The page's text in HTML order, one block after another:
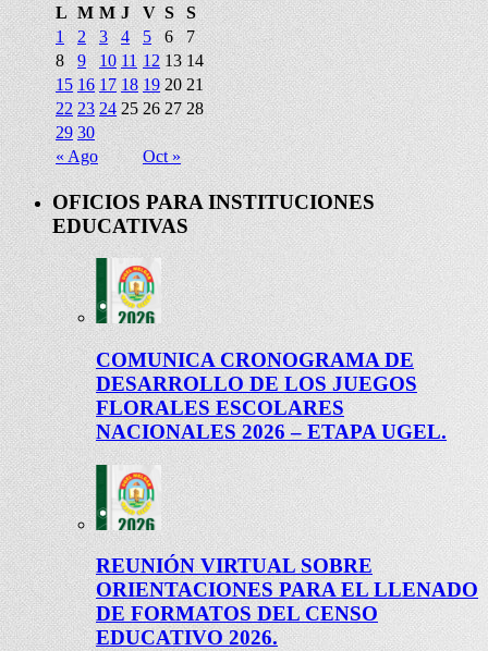
L M M J V S S
« Ago Oct »
1 2 3 4 5 6
7
8
9 10 11 12 13 14
15 16 17 18 19 20 21
22 23 24 25 26 27 28
29 30
OFICIOS PARA INSTITUCIONES
EDUCATIVAS
COMUNICA CRONOGRAMA DE
DESARROLLO DE LOS JUEGOS
FLORALES ESCOLARES
NACIONALES 2026 – ETAPA UGEL.
REUNIÓN VIRTUAL SOBRE
ORIENTACIONES PARA EL LLENADO
DE FORMATOS DEL CENSO
EDUCATIVO 2026.